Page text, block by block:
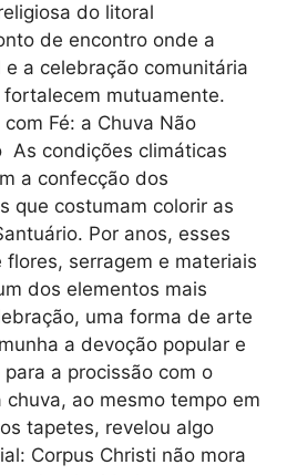
do litoral
de encontro onde a
a celebração comunitária
mutuamente.
Fé: a Chuva Não
As condições climáticas
a confecção dos
que costumam colorir as
Por anos, esses
serragem e materiais
dos elementos mais
uma forma de arte
a devoção popular e
a procissão com o
ao mesmo tempo em
tapetes, revelou algo
Corpus Christi não mora